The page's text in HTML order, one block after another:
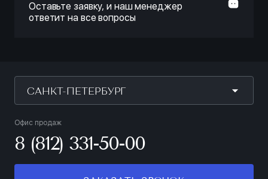
Оставьте заявку, и наш менеджер
ответит на все вопросы
САНКТ-ПЕТЕРБУРГ
Офис продаж
8 (812) 331-50-00